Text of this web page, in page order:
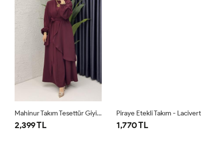
Mahinur Takım Tesettür Giyim Bordo
2,399 TL
Piraye Etekli Takım - Lacivert
1,770 TL